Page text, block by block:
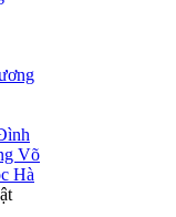
Võ
Hà